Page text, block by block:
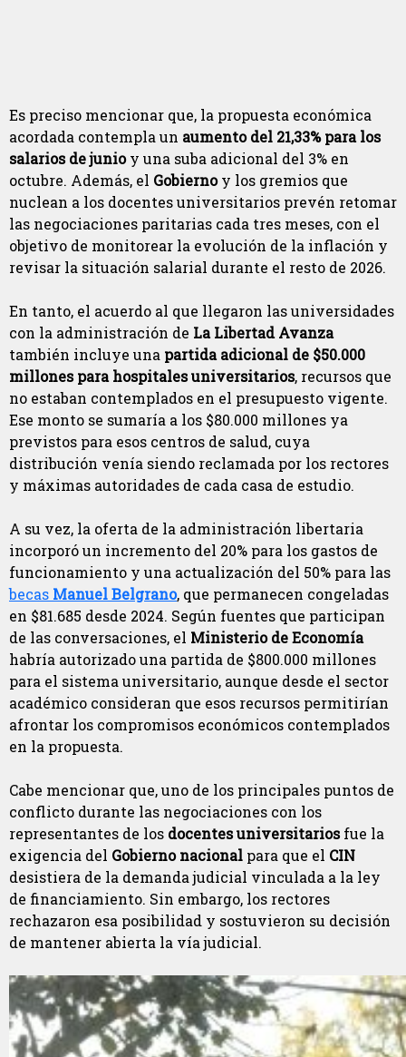
Es preciso mencionar que, la propuesta económica
acordada contempla un aumento del 21,33% para los
salarios de junioy una suba adicional del 3% en
octubre. Además, el Gobiernoy los gremios que
nuclean a los docentes universitarios prevén retomar
las negociaciones paritarias cada tres meses, con el
objetivo de monitorear la evolución de la inflación y
revisar la situación salarial durante el resto de 2026.
En tanto, el acuerdo al que llegaron las universidades
con la administración de La Libertad Avanza
también incluye una partida adicional de $50.000
millones para hospitales universitarios, recursos que
no estaban contemplados en el presupuesto vigente.
Ese monto se sumaría a los $80.000 millones ya
previstos para esos centros de salud, cuya
distribución venía siendo reclamada por los rectores
y máximas autoridades de cada casa de estudio.
A su vez, la oferta de la administración libertaria
incorporó un incremento del 20% para los gastos de
funcionamiento y una actualización del 50% para las
becas Manuel Belgrano, que permanecen congeladas
en $81.685 desde 2024. Según fuentes que participan
de las conversaciones, el Ministerio de Economía
habría autorizado una partida de $800.000 millones
para el sistema universitario, aunque desde el sector
académico consideran que esos recursos permitirían
afrontar los compromisos económicos contemplados
en la propuesta.
Cabe mencionar que, uno de los principales puntos de
conflicto durante las negociaciones con los
representantes de los docentes universitariosfue la
exigencia del Gobierno nacional para que el CIN
desistiera de la demanda judicial vinculada a la ley
de financiamiento. Sin embargo, los rectores
rechazaron esa posibilidad y sostuvieron su decisión
de mantener abierta la vía judicial.